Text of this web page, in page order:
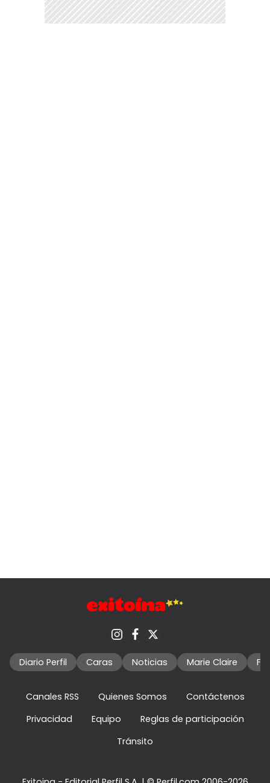
Diario Perfil Caras Noticias Marie Claire
Canales RSS Quienes Somos
Contáctenos
Privacidad
Equipo
Reglas de participación
Tránsito